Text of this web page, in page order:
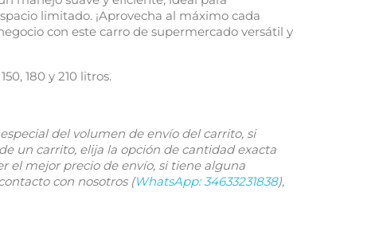
limitado. ¡Aprovecha al máximo cada
con este carro de supermercado versátil y
180 y 210 litros.
del volumen de envío del carrito, si
un carrito, elija la opción de cantidad exacta
el mejor precio de envío, si tiene alguna
con nosotros (WhatsApp: 34633231838),